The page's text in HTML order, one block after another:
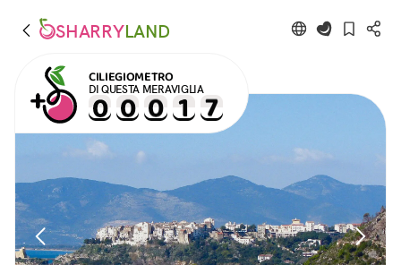
SHARRYLAND
CILIEGIOMETRO
DI QUESTA MERAVIGLIA